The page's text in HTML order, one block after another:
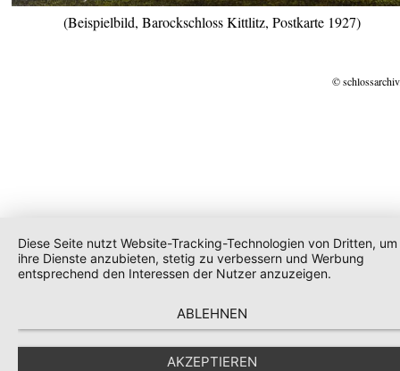
(Beispielbild, Barockschloss Kittlitz, Postkarte 1927)
©
Diese Seite nutzt Website-Tracking-Technologien von Dritten, um
ihre Dienste anzubieten, stetig zu verbessern und Werbung
entsprechend den Interessen der Nutzer anzuzeigen.
ABLEHNEN
AKZEPTIEREN